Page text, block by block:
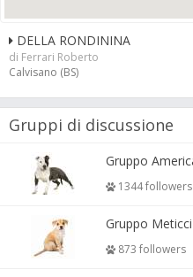
DELLA RONDININA
di Ferrari Roberto
Calvisano (BS)
Gruppi di discussione
1344 followers
Gruppo Meticci
873 followers